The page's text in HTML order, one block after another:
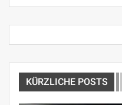
KÜRZLICHE POSTS